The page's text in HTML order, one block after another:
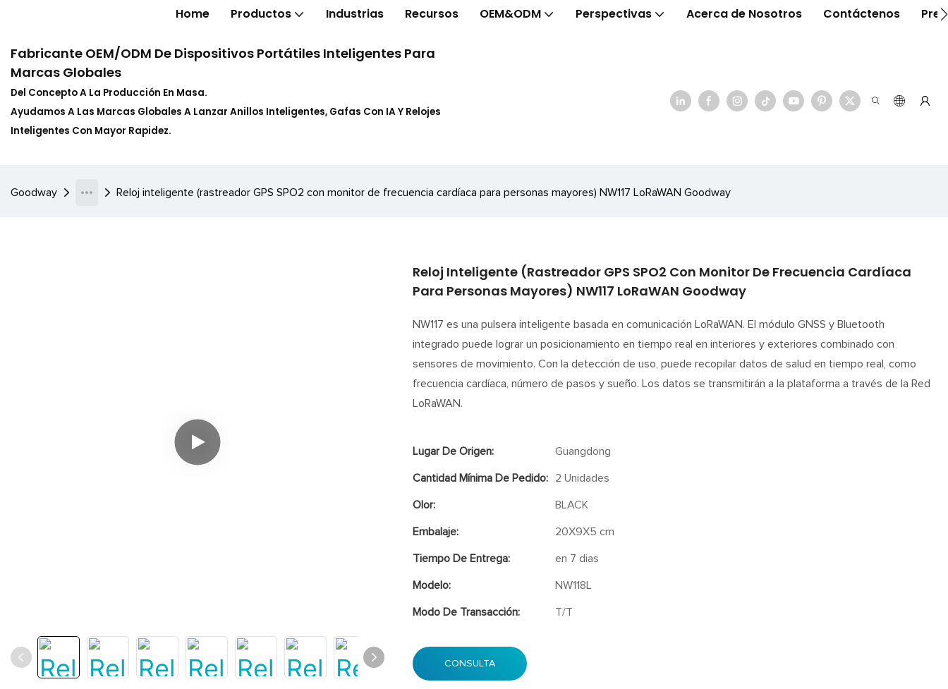
Home Productos Industrias Recursos OEM&ODM Perspectivas Acerca de Nosotros Contáctenos
Fabricante OEM/ODM De Dispositivos Portátiles Inteligentes Para
Marcas Globales
Del Concepto A La Producción En Masa.
Ayudamos A Las Marcas Globales A Lanzar Anillos Inteligentes, Gafas Con IA Y Relojes
Inteligentes Con Mayor Rapidez.
Goodway Reloj inteligente (rastreador GPS SPO2 con monitor de frecuencia cardíaca para personas mayores) NW117 LoRaWAN Goodway
Reloj Inteligente (rastreador GPS SPO2 Con Monitor De Frecuencia Cardíaca
Para Personas Mayores) NW117 LoRaWAN Goodway
NW117 es una pulsera inteligente basada en comunicación LoRaWAN. El módulo GNSS y Bluetooth
integrado puede lograr un posicionamiento en tiempo real en interiores y exteriores combinado con
sensores de movimiento. Con la detección de uso, puede recopilar datos de salud en tiempo real, como
frecuencia cardíaca, número de pasos y sueño. Los datos se transmitirán a la plataforma a través de la Red
LoRaWAN.
Lugar De Origen: Guangdong
Cantidad Mínima De Pedido: 2 Unidades
Olor: BLACK
Embalaje: 20X9X5 cm
Tiempo De Entrega: en 7 dias
Modelo: NW118L
Modo De Transacción: T/T
CONSULTA